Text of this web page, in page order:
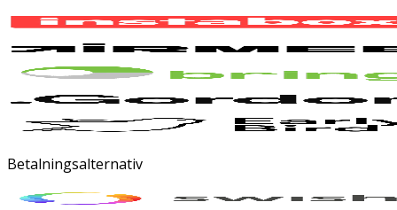
Betalningsalternativ